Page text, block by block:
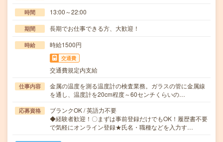
時間 13:00～22:00
期間 長期でお仕事できる方、大歓迎！
時給 時給1500円
交通費
交通費規定内支給
仕事内容
金属の温度を測る温度計の検査業務。ガラスの管に金属線
を通し、温度計を20cm程度～60センチくらいの…
応募資格
ブランクOK / 英語力不要
◆経験者歓迎！〇まずは事前登録だけでもOK！履歴書不要
で気軽にオンライン登録★氏名・職種などを入力す…